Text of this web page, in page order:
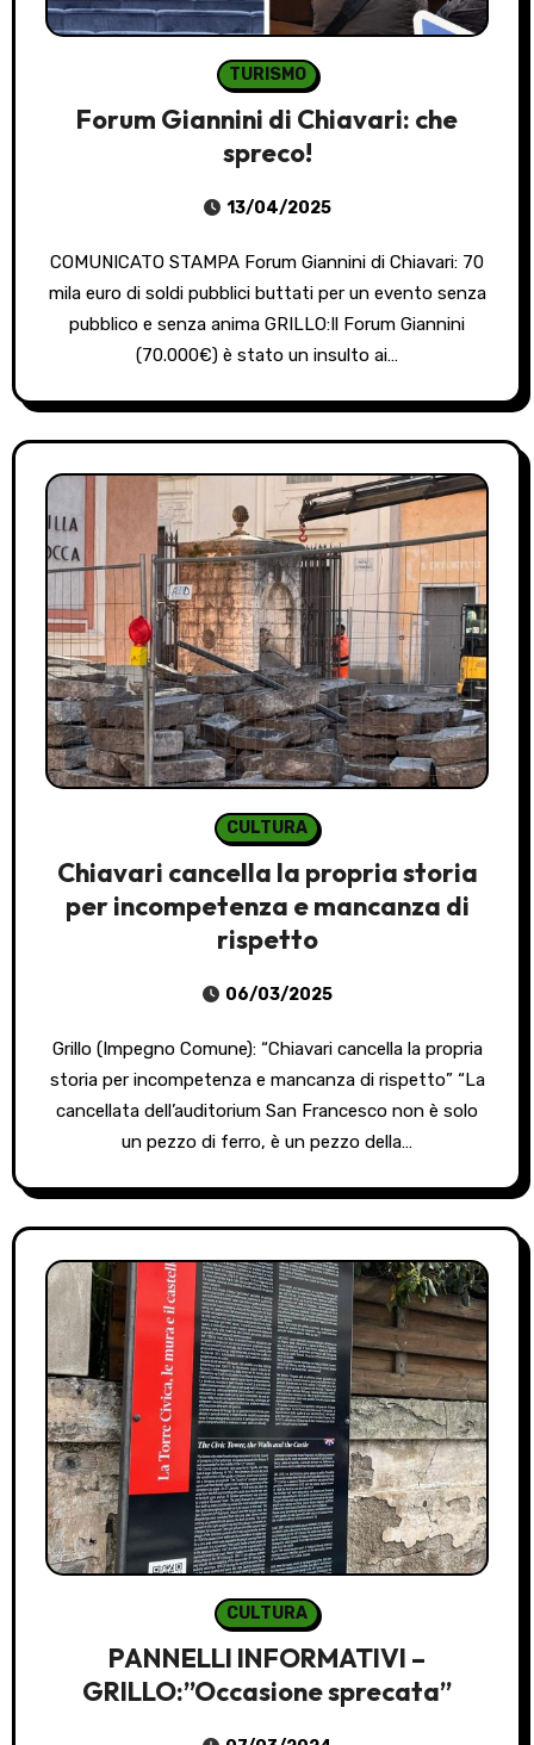
TURISMO
Forum Giannini di Chiavari: che
spreco!
13/04/2025
COMUNICATO STAMPA Forum Giannini di Chiavari: 70
mila euro di soldi pubblici buttati per un evento senza
pubblico e senza anima GRILLO:Il Forum Giannini
(70.000€) è stato un insulto ai…
CULTURA
Chiavari cancella la propria storia
per incompetenza e mancanza di
rispetto
06/03/2025
Grillo (Impegno Comune): “Chiavari cancella la propria
storia per incompetenza e mancanza di rispetto” “La
cancellata dell’auditorium San Francesco non è solo
un pezzo di ferro, è un pezzo della…
CULTURA
PANNELLI INFORMATIVI –
GRILLO:”Occasione sprecata”